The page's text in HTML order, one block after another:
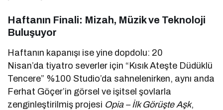
Haftanın Finali: Mizah, Müzik ve Teknoloji
Buluşuyor
Haftanın kapanışı ise yine dopdolu: 20
Nisan’da tiyatro severler için “Kısık Ateşte Düdüklü
Tencere” %100 Studio’da sahnelenirken, aynı anda
Ferhat Göçer’in görsel ve işitsel şovlarla
zenginleştirilmiş projesi Opia – İlk Görüşte Aşk,